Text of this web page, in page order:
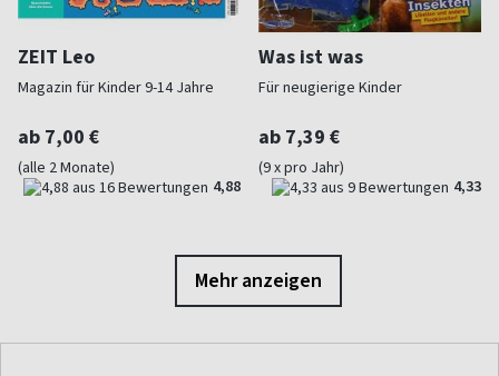
ZEIT Leo
Magazin für Kinder 9-14 Jahre
ab 7,00 €
(alle 2 Monate)
4,88
Was ist was
Für neugierige Kinder
ab 7,39 €
(9 x pro Jahr)
4,33
Mehr anzeigen